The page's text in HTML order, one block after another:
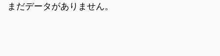
まだデータがありません。